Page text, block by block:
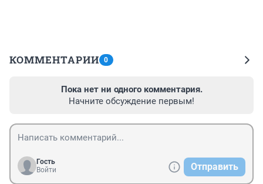
КОММЕНТАРИИ 0
Пока нет ни одного комментария.
Начните обсуждение первым!
Гость
Войти
Отправить